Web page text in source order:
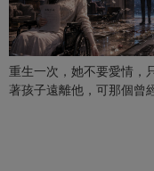
重生一次，她不要愛情，
著孩子遠離他，可那個曾